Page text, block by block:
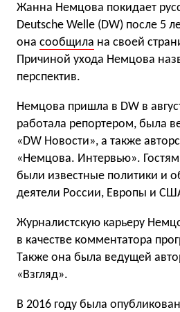
Жанна Немцова покидает
Deutsche Welle (DW) после 5
она сообщила на своей
Причиной ухода Немцова
перспектив.
Немцова пришла в DW в
работала репортером, была
«DW Новости», а также
«Немцова. Интервью».
были известные политики и
деятели России, Европы и
Журналистcкую карьеру
в качестве комментатора
Также она была ведущей
«Взгляд».
В 2016 году была